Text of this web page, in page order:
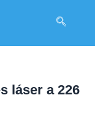
láser a 226